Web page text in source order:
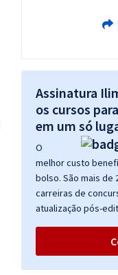
Assinatura
os cursos
em um só
O
melhor custo
bolso. São mais de
carreiras de
atualização pós-